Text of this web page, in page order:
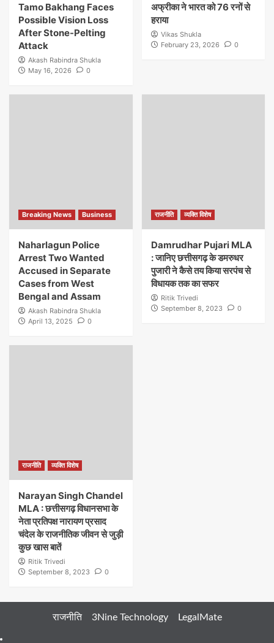
Tamo Bakhang Faces
Possible Vision Loss
After Stone-Pelting
Attack
Akash Rabindra Shukla
May 16, 2026
0
अफ्रीका ने भारत को 76 रनों से
हराया
Vikas Shukla
February 23, 2026
0
Breaking News Business
Naharlagun Police
Arrest Two Wanted
Accused in Separate
Cases from West
Bengal and Assam
Akash Rabindra Shukla
April 13, 2025
0
राजनीति व्यक्ति विशेष
Damrudhar Pujari MLA
: जानिए छत्तीसगढ़ के डमरुधर
पुजारी ने कैसे तय किया सरपंच से
विधायक तक का सफर
Ritik Trivedi
September 8, 2023
0
राजनीति व्यक्ति विशेष
Narayan Singh Chandel
MLA : छत्तीसगढ़ विधानसभा के
नेता प्रतिपक्ष नारायण प्रसाद
चंदेल के राजनीतिक जीवन से जुड़ी
कुछ खास बातें
Ritik Trivedi
September 8, 2023
0
राजनीति 3Nine Technology LegalMate